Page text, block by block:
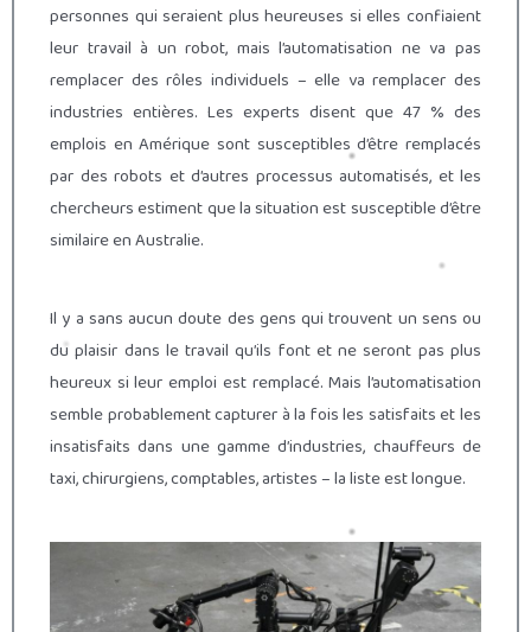
personnes qui seraient plus heureuses si elles confiaient
leur travail à un robot, mais l’automatisation ne va pas
remplacer des rôles individuels – elle va remplacer des
industries entières. Les experts disent que 47 % des
emplois en Amérique sont susceptibles d’être remplacés
par des robots et d’autres processus automatisés, et les
chercheurs estiment que la situation est susceptible d’être
similaire en Australie.
Il y a sans aucun doute des gens qui trouvent un sens ou
du plaisir dans le travail qu’ils font et ne seront pas plus
heureux si leur emploi est remplacé. Mais l’automatisation
semble probablement capturer à la fois les satisfaits et les
insatisfaits dans une gamme d’industries, chauffeurs de
taxi, chirurgiens, comptables, artistes – la liste est longue.